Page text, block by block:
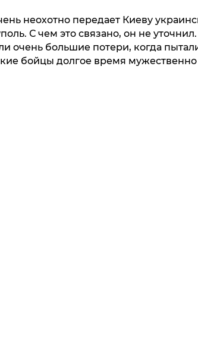
неохотно передает Киеву
С чем это связано, он не уточнил.
очень большие потери, когда
бойцы долгое время мужественно